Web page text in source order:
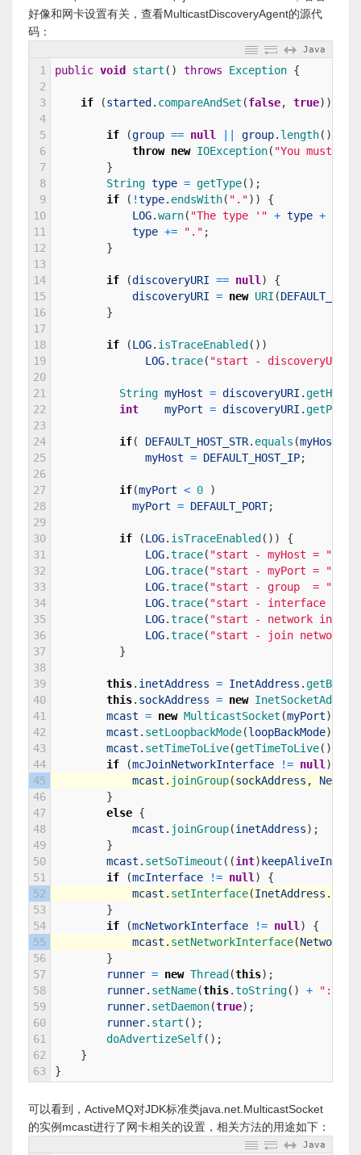
好像和网卡设置有关，查看MulticastDiscoveryAgent的源代
码：
Java
1
2
3
4
5
6
7
8
9
10
11
12
13
14
15
16
17
18
19
20
21
22
23
24
25
26
27
28
29
30
31
32
33
34
35
36
37
38
39
40
41
42
43
44
45
46
47
48
49
50
51
52
53
54
55
56
57
58
59
60
61
62
63
public void start ( ) throws Exception {
if (started . compareAndSet (false, true) )
if (group == null group. length( )
throw new IOException( "You must
}
String type = getType( ) ;
if
( !type. endsWith( ".") )
{
LOG.warn( "The type '" + type +
type += "." ;
}
if (discoveryURI == null )
{
discoveryURI = new URI (
}
if (LOG. isTraceEnabled ( ) )
LOG.trace( "start - discoveryURI
String myHost = discoveryURI .getHost
int
myPort = discoveryURI .getPort
if( DEFAULT_HOST_STR. equals (myHost
myHost = DEFAULT_HOST_IP;
if(myPort < 0
)
myPort = DEFAULT_PORT;
if (LOG. isTraceEnabled ( ) )
{
LOG.trace( "start - myHost = "
LOG.trace( "start - myPort = "
LOG.trace( "start - group  = "
LOG.trace( "start - interface  = "
LOG.trace( "start - network
LOG.trace( "start - join network
}
this. inetAddress = InetAddress .
this. sockAddress = new
mcast = new MulticastSocket (myPort)
mcast . setLoopbackMode(loopBackMode)
mcast . setTimeToLive(getTimeToLive( )
if
(mcJoinNetworkInterface != null )
mcast . joinGroup(sockAddress ,
}
else {
mcast . joinGroup(inetAddress) ;
}
mcast . setSoTimeout ( (int)
if
(mcInterface != null )
{
mcast . setInterface(InetAddress .
}
if
(mcNetworkInterface != null )
{
mcast . setNetworkInterface(
}
runner = new Thread (this) ;
runner. setName(this.toString( ) + ":"
runner. setDaemon(true) ;
runner. start ( ) ;
doAdvertizeSelf( ) ;
}
}
可以看到，ActiveMQ对JDK标准类java.net.MulticastSocket
的实例mcast进行了网卡相关的设置，相关方法的用途如下：
Java